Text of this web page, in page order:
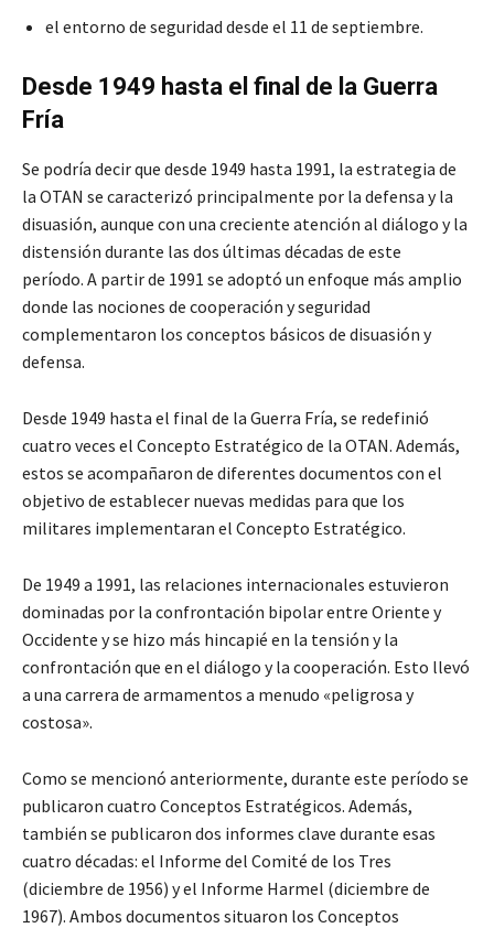
el entorno de seguridad desde el 11 de septiembre.
Desde 1949 hasta el final de la Guerra
Fría
Se podría decir que desde 1949 hasta 1991, la estrategia de
la OTAN se caracterizó principalmente por la defensa y la
disuasión, aunque con una creciente atención al diálogo y la
distensión durante las dos últimas décadas de este
período. A partir de 1991 se adoptó un enfoque más amplio
donde las nociones de cooperación y seguridad
complementaron los conceptos básicos de disuasión y
defensa.
Desde 1949 hasta el final de la Guerra Fría, se redefinió
cuatro veces el Concepto Estratégico de la OTAN. Además,
estos se acompañaron de diferentes documentos con el
objetivo de establecer nuevas medidas para que los
militares implementaran el Concepto Estratégico.
De 1949 a 1991, las relaciones internacionales estuvieron
dominadas por la confrontación bipolar entre Oriente y
Occidente y se hizo más hincapié en la tensión y la
confrontación que en el diálogo y la cooperación. Esto llevó
a una carrera de armamentos a menudo «peligrosa y
costosa».
Como se mencionó anteriormente, durante este período se
publicaron cuatro Conceptos Estratégicos. Además,
también se publicaron dos informes clave durante esas
cuatro décadas: el Informe del Comité de los Tres
(diciembre de 1956) y el Informe Harmel (diciembre de
1967). Ambos documentos situaron los Conceptos